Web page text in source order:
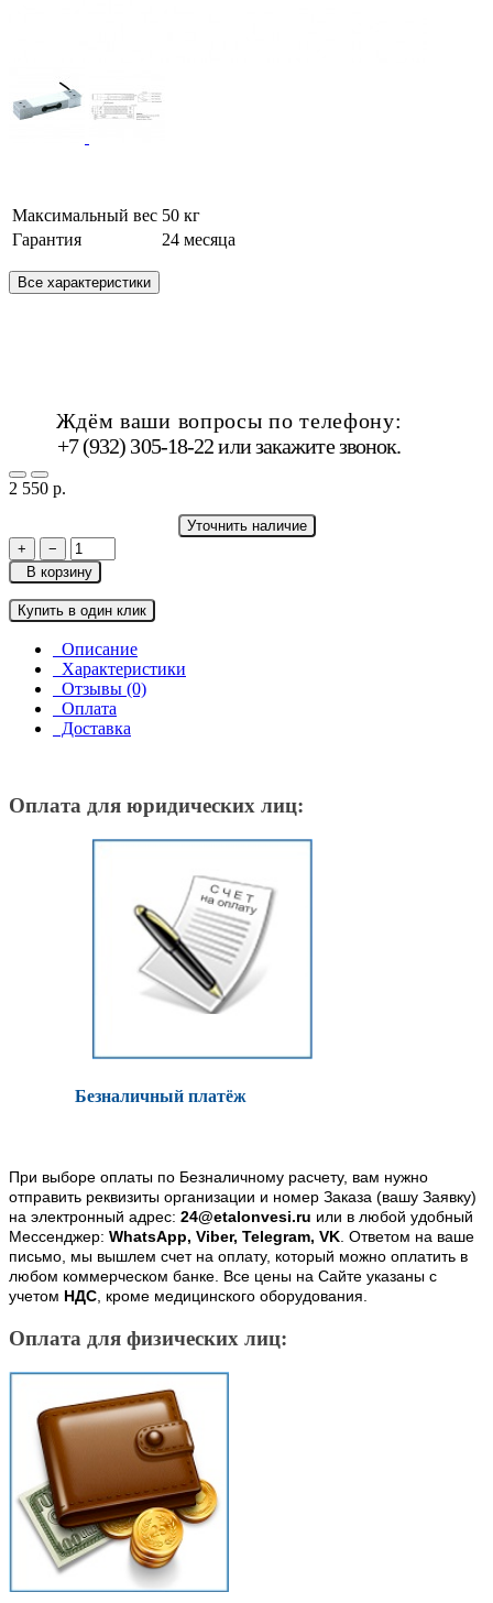
Максимальный вес 50 кг
Гарантия
24 месяца
Все характеристики
Ждём ваши вопросы по телефону:
+7 (932) 305-18-22 илизакажите звонок.
2 550 р.
Уточнить наличие
+
−
В корзину
Купить в один клик
Описание
Характеристики
Отзывы (0)
Оплата
Доставка
Оплата для юридических лиц:
Безналичный платёж
При выборе оплаты по Безналичному расчету, вам нужно
отправить реквизиты организации и номер Заказа (вашу Заявку)
на электронный адрес: 24@etalonvesi.ru или в любой удобный
Мессенджер: WhatsApp, Viber, Telegram, VK. Ответом на ваше
письмо, мы вышлем счет на оплату, который можно оплатить в
любом коммерческом банке. Все цены на Сайте указаны с
учетом НДС, кроме медицинского оборудования.
Оплата для физических лиц: